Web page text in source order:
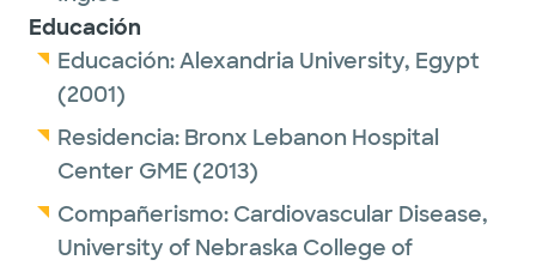
Educación
Educación:Alexandria University, Egypt
(2001)
Residencia: Bronx Lebanon Hospital
Center GME (2013)
Compañerismo: Cardiovascular Disease,
University of Nebraska College of